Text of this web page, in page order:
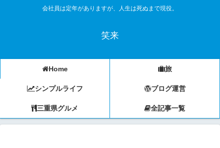
会社員は定年がありますが、人生は死ぬまで現役。
笑来
Home 旅
シンプルライフ ブログ運営
三重県グルメ 全記事一覧